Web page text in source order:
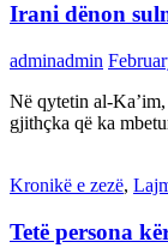
Irani dënon
adminadmin
Në qytetin al-
gjithçka që ka
Kronikë e zezë,
Tetë persona